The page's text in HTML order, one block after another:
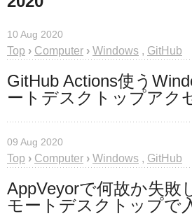
10 Aug 2020
Top › Computer › Windows , GitHub
GitHub Actions使う
ートデスクトップアク
09 Aug 2020
Top › Computer › Windows , GitHub
AppVeyorで何故か失敗
モートデスクトップで